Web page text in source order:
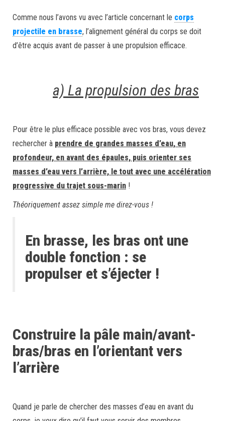
Comme nous l’avons vu avec l’article concernant le corps
projectile en brasse, l’alignement général du corps se doit
d’être acquis avant de passer à une propulsion efficace.
a) La propulsion des bras
Pour être le plus efficace possible avec vos bras, vous devez
rechercher à prendre de grandes masses d’eau, en
profondeur, en avant des épaules, puis orienter ses
masses d’eau vers l’arrière, le tout avec une accélération
progressive du trajet sous-marin !
Théoriquement assez simple me direz-vous !
En brasse, les bras ont une
double fonction : se
propulser et s’éjecter !
Construire la pâle main/avant-
bras/bras en l’orientant vers
l’arrière
Quand je parle de chercher des masses d’eau en avant du